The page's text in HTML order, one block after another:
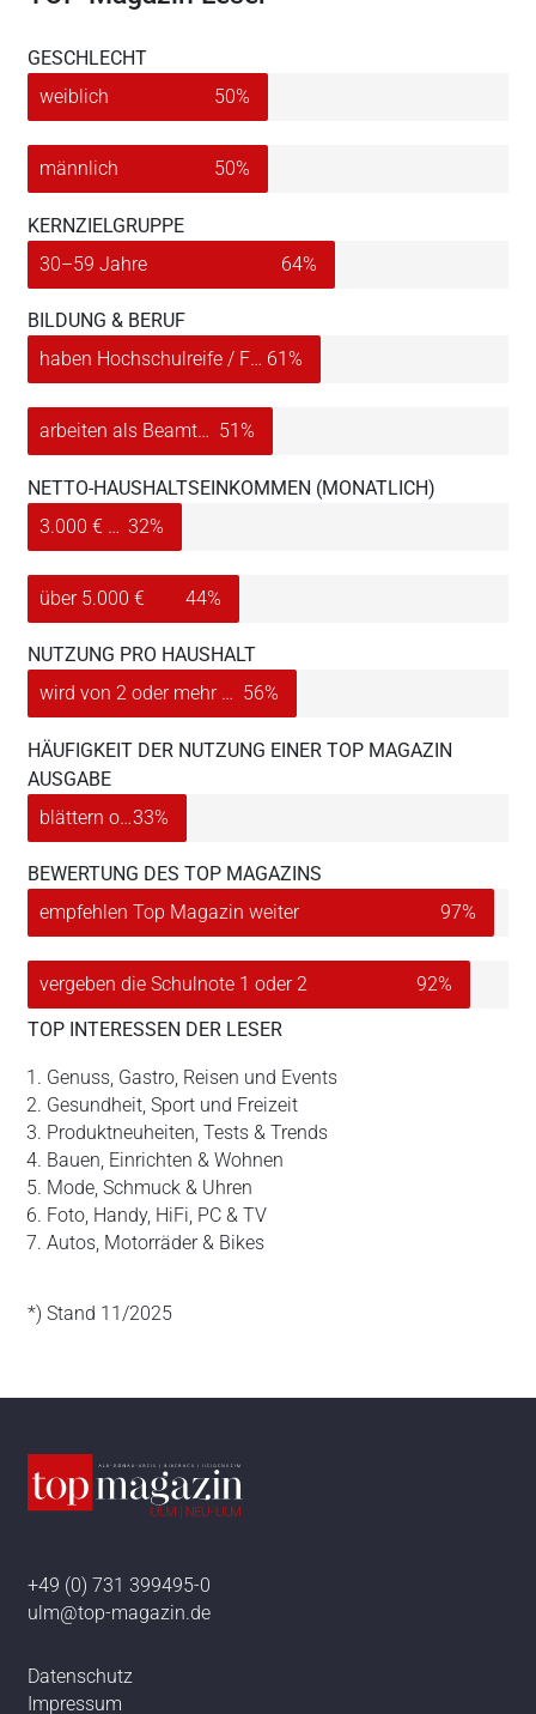
GESCHLECHT
weiblich 50%
männlich 50%
KERNZIELGRUPPE
30–59 Jahre 64%
BILDUNG & BERUF
haben Hochschulreife / Fachhochschulreife und/oder einen Hochschulabschluss 61%
arbeiten als Beamte, leitende Angestellte oder Selbstständige 51%
NETTO-HAUSHALTSEINKOMMEN (MONATLICH)
3.000 € bis 4.999 € 32%
über 5.000 € 44%
NUTZUNG PRO HAUSHALT
wird von 2 oder mehr Personen im Haushalt gelesen 56%
HÄUFIGKEIT DER NUTZUNG EINER TOP MAGAZIN
AUSGABE
blättern oder zu lesen 4-mal und häufiger33%
BEWERTUNG DES TOP MAGAZINS
empfehlen Top Magazin weiter 97%
vergeben die Schulnote 1 oder 2 92%
TOP INTERESSEN DER LESER
Genuss, Gastro, Reisen und Events
Gesundheit, Sport und Freizeit
Produktneuheiten, Tests & Trends
Bauen, Einrichten & Wohnen
Mode, Schmuck & Uhren
Foto, Handy, HiFi, PC & TV
Autos, Motorräder & Bikes
*) Stand 11/2025
+49 (0) 731 399495-0
ulm@top-magazin.de
Datenschutz
Impressum